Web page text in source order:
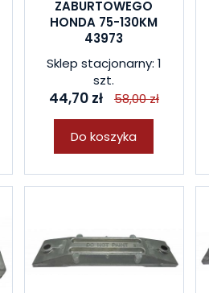
ZABURTOWEGO
HONDA 75-130KM
43973
Sklep stacjonarny: 1
szt.
44,70 zł 58,00 zł
Do koszyka